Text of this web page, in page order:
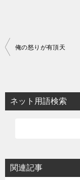
投
ビ
ゲ
ョ
ン
俺の怒りが有頂天
ネット用語検索
関連記事